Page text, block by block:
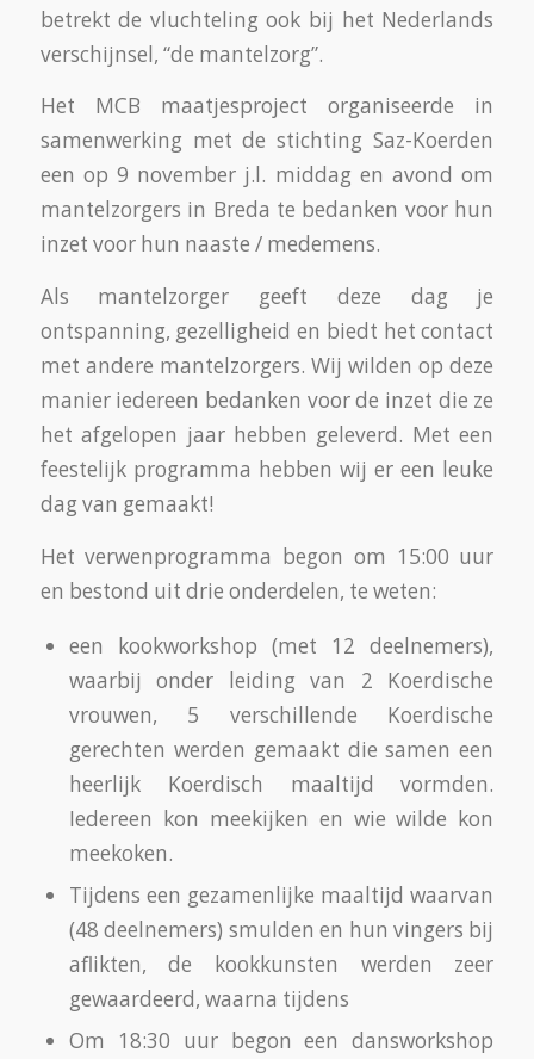
betrekt de vluchteling ook bij het Nederlands
verschijnsel, “de mantelzorg”.
Het MCB maatjesproject organiseerde in
samenwerking met de stichting Saz-Koerden
een op 9 november j.l. middag en avond om
mantelzorgers in Breda te bedanken voor hun
inzet voor hun naaste / medemens.
Als mantelzorger geeft deze dag je
ontspanning, gezelligheid en biedt het contact
met andere mantelzorgers. Wij wilden op deze
manier iedereen bedanken voor de inzet die ze
het afgelopen jaar hebben geleverd. Met een
feestelijk programma hebben wij er een leuke
dag van gemaakt!
Het verwenprogramma begon om 15:00 uur
en bestond uit drie onderdelen, te weten:
een kookworkshop (met 12 deelnemers),
waarbij onder leiding van 2 Koerdische
vrouwen, 5 verschillende Koerdische
gerechten werden gemaakt die samen een
heerlijk Koerdisch maaltijd vormden.
Iedereen kon meekijken en wie wilde kon
meekoken.
Tijdens een gezamenlijke maaltijd waarvan
(48 deelnemers) smulden en hun vingers bij
aflikten, de kookkunsten werden zeer
gewaardeerd, waarna tijdens
Om 18:30 uur begon een dansworkshop